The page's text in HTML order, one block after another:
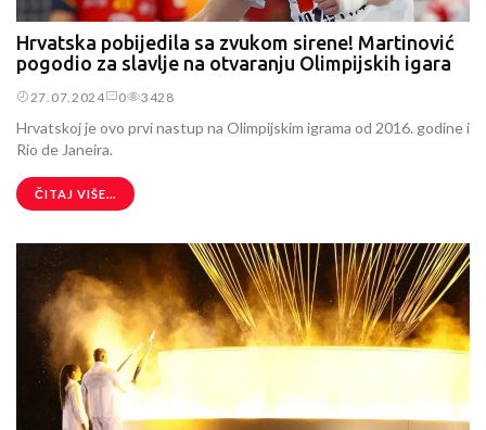
Hrvatska pobijedila sa zvukom sirene! Martinović
pogodio za slavlje na otvaranju Olimpijskih igara
27.07.2024 0 3428
Hrvatskoj je ovo prvi nastup na Olimpijskim igrama od 2016. godine i
Rio de Janeira.
ČITAJ VIŠE...